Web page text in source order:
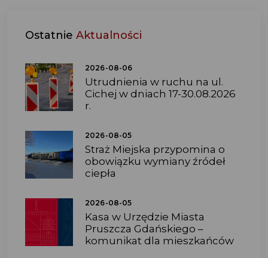
Ostatnie Aktualności
2026-08-06
Utrudnienia w ruchu na ul.
Cichej w dniach 17-30.08.2026
r.
2026-08-05
Straż Miejska przypomina o
obowiązku wymiany źródeł
ciepła
2026-08-05
Kasa w Urzędzie Miasta
Pruszcza Gdańskiego –
komunikat dla mieszkańców